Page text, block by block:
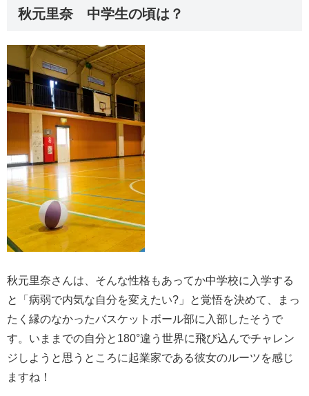
秋元里奈 中学生の頃は？
秋元里奈さんは、そんな性格もあってか中学校に入学する
と「病弱で内気な自分を変えたい?」と覚悟を決めて、まっ
たく縁のなかったバスケットボール部に入部したそうで
す。いままでの自分と180°違う世界に飛び込んでチャレン
ジしようと思うところに起業家である彼女のルーツを感じ
ますね！